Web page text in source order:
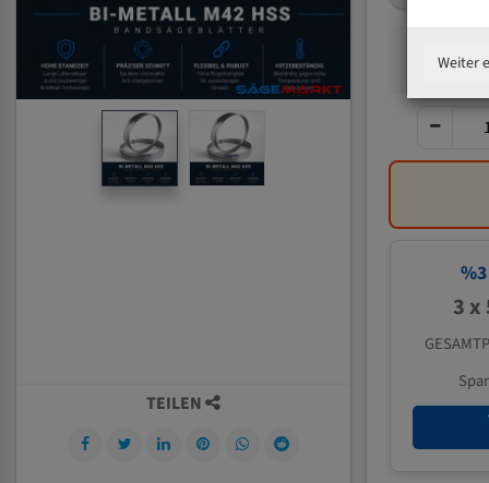
%3
3 x
TEILEN
Weiter